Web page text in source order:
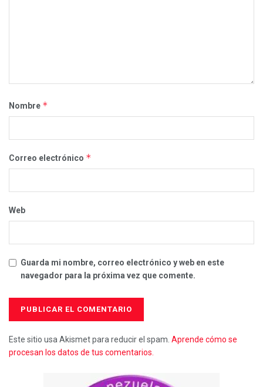
Nombre *
Correo electrónico *
Web
Guarda mi nombre, correo electrónico y web en este
navegador para la próxima vez que comente.
Este sitio usa Akismet para reducir el spam. Aprende cómo se
procesan los datos de tus comentarios.